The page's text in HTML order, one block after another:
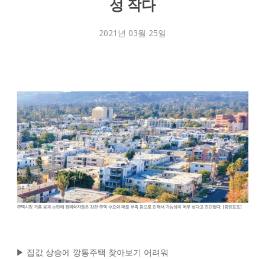
성 작다
2021년 03월 25일
▶ 집값 상승에 깡통주택 찾아보기 어려워